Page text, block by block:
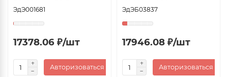
ЭдЭ001681
17378.06 ₽/шт
Авторизоваться
ЭдЭБ03837
17946.08 ₽/шт
Авторизоваться